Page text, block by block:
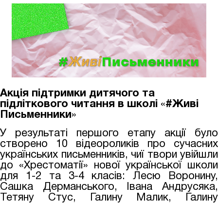
Акція підтримки дитячого та
підліткового читання в школі «#Живі
Письменники»
У результаті першого етапу акції було
створено 10 відеороликів про сучасних
українських письменників, чиї твори увійшли
до «Хрестоматії» нової української школи
для 1-2 та 3-4 класів: Лесю Воронину,
Сашка Дерманського, Івана Андрусяка,
Тетяну Стус, Галину Малик, Галину